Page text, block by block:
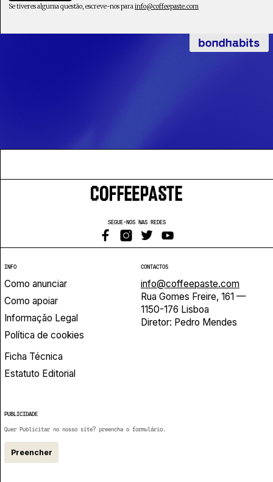
Se tiveres alguma questão, escreve-nos parainfo@coffeepaste.com
SEGUE-NOS NAS REDES
INFO
Como anunciar
Como apoiar
Informação Legal
Política de cookies
Ficha Técnica
Estatuto Editorial
CONTACTOS
info@coffeepaste.com
Rua Gomes Freire, 161 —
1150-176 Lisboa
Diretor: Pedro Mendes
PUBLICIDADE
Quer Publicitar no nosso site? preencha o formulário.
Preencher